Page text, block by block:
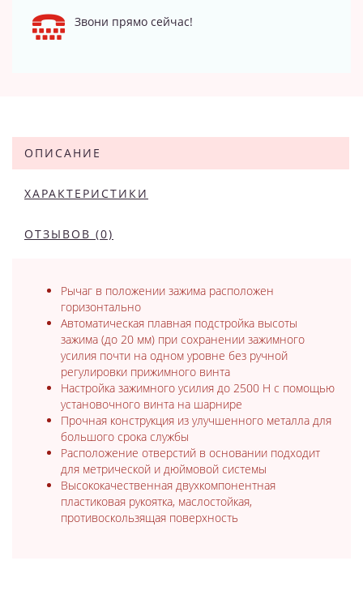
Звони прямо сейчас!
ОПИСАНИЕ
ХАРАКТЕРИСТИКИ
ОТЗЫВОВ (0)
Рычаг в положении зажима расположен
горизонтально
Автоматическая плавная подстройка высоты
зажима (до 20 мм) при сохранении зажимного
усилия почти на одном уровне без ручной
регулировки прижимного винта
Настройка зажимного усилия до 2500 Н с помощью
установочного винта на шарнире
Прочная конструкция из улучшенного металла для
большого срока службы
Расположение отверстий в основании подходит
для метрической и дюймовой системы
Высококачественная двухкомпонентная
пластиковая рукоятка, маслостойкая,
противоскользящая поверхность